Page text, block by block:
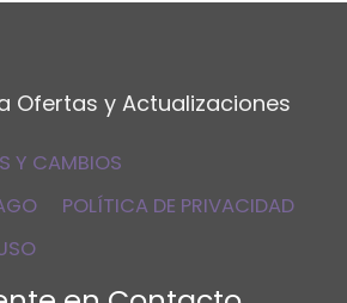
Ofertas y Actualizaciones
Y CAMBIOS
POLÍTICA DE PRIVACIDAD